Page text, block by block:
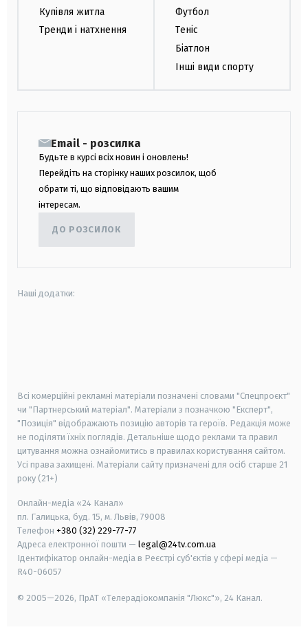
Купівля житла
Тренди і натхнення
Футбол
Теніс
Біатлон
Інші види спорту
Email - розсилка
Будьте в курсі всіх новин і оновлень!
Перейдіть на сторінку наших розсилок, щоб
обрати ті, що відповідають вашим
інтересам.
ДО РОЗСИЛОК
Наші додатки:
Всі комерційні рекламні матеріали позначені словами "Спецпроєкт"
чи "Партнерський матеріал". Матеріали з позначкою "Експерт",
"Позиція" відображають позицію авторів та героїв. Редакція може
не поділяти їхніх поглядів. Детальніше щодо реклами та правил
цитування можна ознайомитись в правилах користування сайтом.
Усі права захищені. Матеріали сайту призначені для осіб старше 21
року (21+)
Онлайн-медіа «24 Канал»
пл. Галицька, буд. 15, м. Львів, 79008
Телефон +380 (32) 229-77-77
Адреса електронної пошти — legal@24tv.com.ua
Ідентифікатор онлайн-медіа в Реєстрі суб'єктів у сфері медіа —
R40-06057
© 2005—2026, ПрАТ «Телерадіокомпанія "Люкс"», 24 Канал.